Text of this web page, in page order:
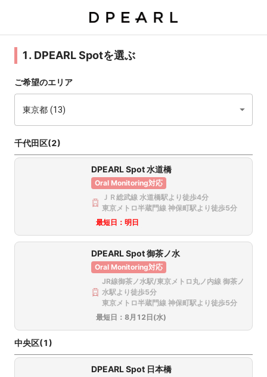
1. DPEARL Spotを選ぶ
ご希望のエリア
東京都 (13)
千代田区(2)
DPEARL Spot 水道橋
Oral Monitoring対応
ＪＲ総武線 水道橋駅より徒歩4分
東京メトロ半蔵門線 神保町駅より徒歩5分
最短日： 明日
DPEARL Spot 御茶ノ水
Oral Monitoring対応
JR線御茶ノ水駅/東京メトロ丸ノ内線 御茶ノ
水駅より徒歩5分
東京メトロ半蔵門線 神保町駅より徒歩5分
最短日： 8月12日(水)
中央区(1)
DPEARL Spot 日本橋